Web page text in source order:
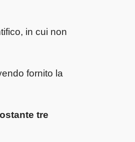
in cui non
fornito la
tre